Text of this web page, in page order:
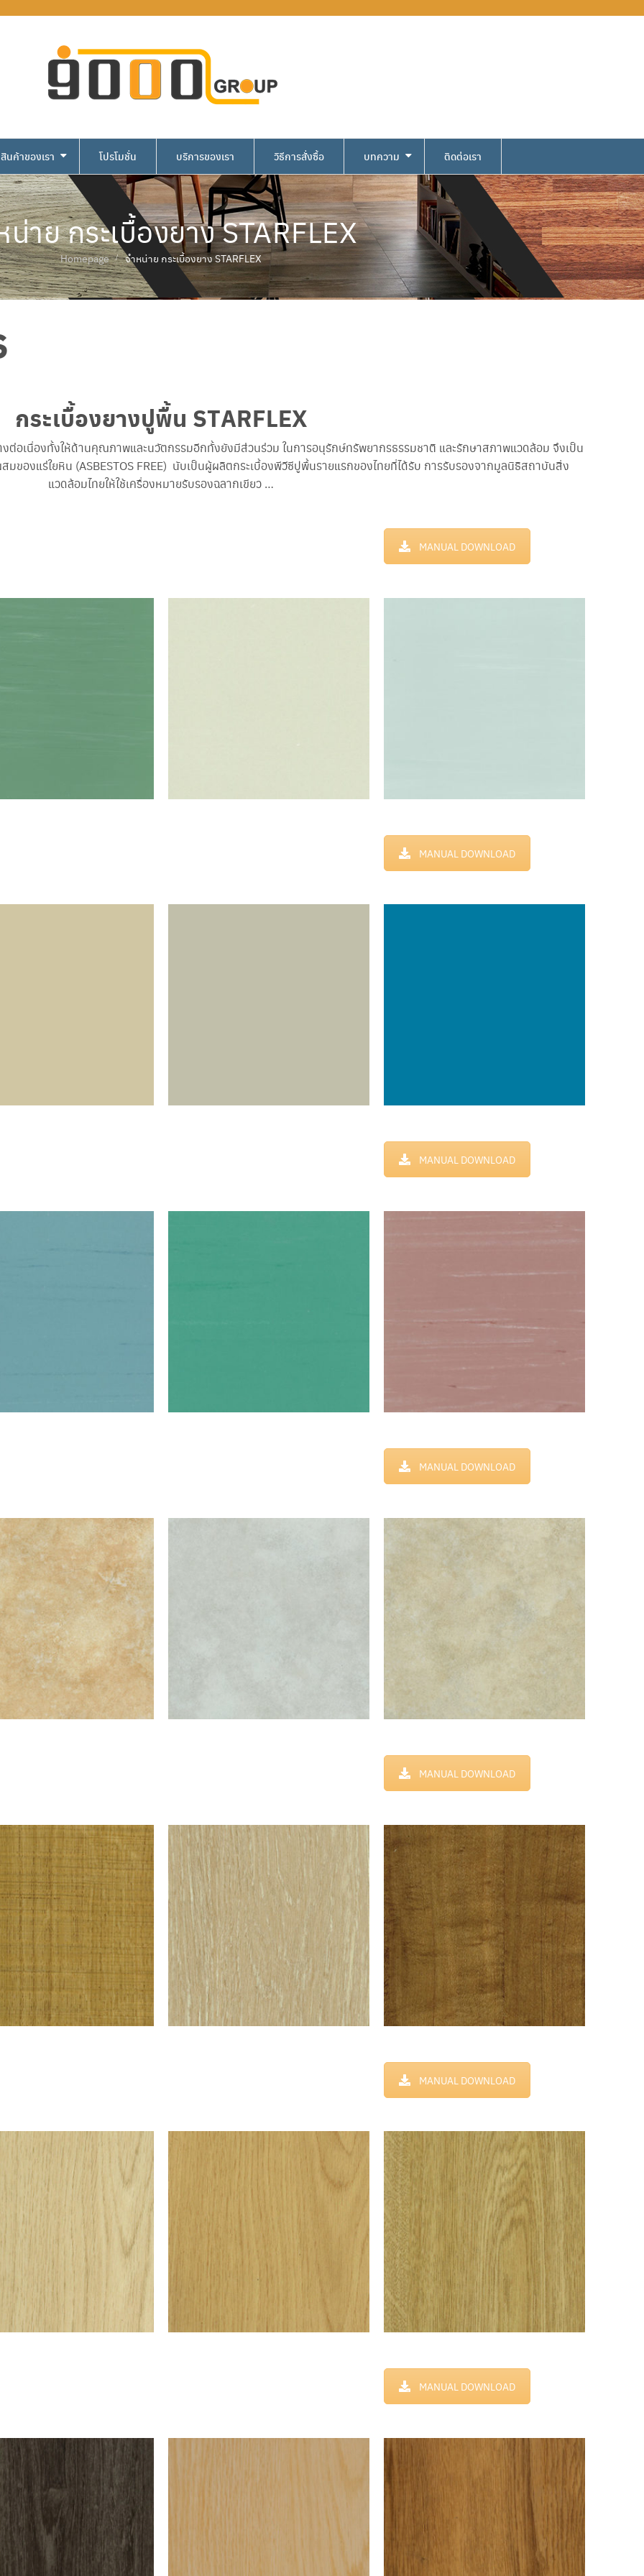
สินค้าของเรา โปรโมชั่น บริการของเรา วิธีการสั่งซื้อ บทความ ติดต่อเรา
น่าย กระเบื้องยาง STARFLEX
Homepage จำหน่าย กระเบื้องยาง STARFLEX
กระเบื้องยางปูพื้น STARFLEX
ต่อเนื่องทั้งให้ด้านคุณภาพและนวัตกรรมอีกทั้งยังมีส่วนร่วม ในการอนุรักษ์ทรัพยากรธรรมชาติ และรักษาสภาพแวดล้อม จึงเป็น
องแร่ใยหิน (ASBESTOS FREE) นับเป็นผู้ผลิตกระเบื้องพีวีซีปูพื้นรายแรกของไทยที่ได้รับ การรับรองจากมูลนิธิสถาบันสิ่ง
แวดล้อมไทยให้ใช้เครื่องหมายรับรองฉลากเขียว …
MANUAL DOWNLOAD
MANUAL DOWNLOAD
MANUAL DOWNLOAD
MANUAL DOWNLOAD
MANUAL DOWNLOAD
MANUAL DOWNLOAD
MANUAL DOWNLOAD